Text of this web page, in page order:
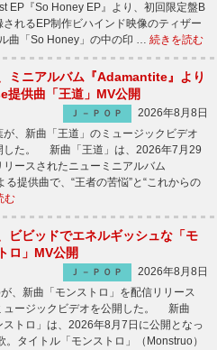
EP『So Honey EP』より、初回限定盤B
されるEP制作ビハインド映像のティザー
曲「So Honey」の中の印 … 続きを読む
ミニアルバム『Adamantite』より
提供曲「王道」MV公開
Ｊ－ＰＯＰ
2026年8月8日
、新曲「王道」のミュージックビデオ
した。 新曲「王道」は、2026年7月29
リースされたニューミニアルバム
提供曲で、“王者の苦悩”と“これからの
む
ビビッドでエネルギッシュな「モ
ロ」MV公開
Ｊ－ＰＯＰ
2026年8月8日
、新曲「モンストロ」を配信リリース
ュージックビデオを公開した。 新曲
ストロ」は、2026年8月7日に公開となっ
タイトル「モンストロ」（Monstruo）